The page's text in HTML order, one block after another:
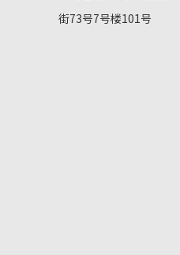
街73号7号楼101号